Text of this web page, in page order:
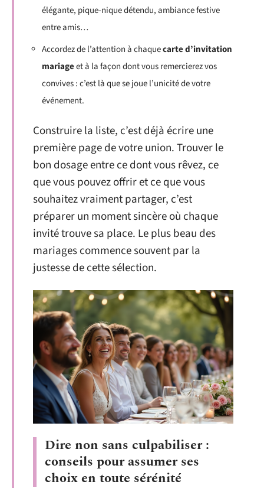
élégante, pique-nique détendu, ambiance festive
entre amis…
Accordez de l’attention à chaquecarte d’invitation
mariageet à la façon dont vous remercierez vos
convives : c’est là que se joue l’unicité de votre
événement.
Construire la liste, c’est déjà écrire une
première page de votre union. Trouver le
bon dosage entre ce dont vous rêvez, ce
que vous pouvez offrir et ce que vous
souhaitez vraiment partager, c’est
préparer un moment sincère où chaque
invité trouve sa place. Le plus beau des
mariages commence souvent par la
justesse de cette sélection.
Dire non sans culpabiliser :
conseils pour assumer ses
choix en toute sérénité